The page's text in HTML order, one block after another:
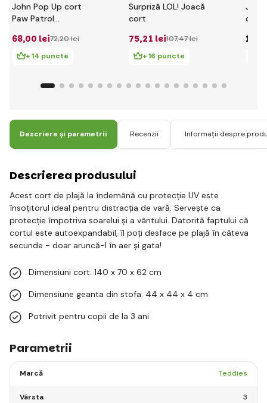
John Pop Up cort
Paw Patrol
68,00 lei72,20 lei
+ 14 puncte
Surpriză LOL! Joacă
cort
75,21 lei107,47 lei
+ 16 puncte
John
139
Descriere și parametrii Recenzii Informații despre
Descrierea produsului
Acest cort de plajă la îndemână cu protecție UV este
însoțitorul ideal pentru distracția de vară. Servește ca
protecție împotriva soarelui și a vântului. Datorită faptului că
cortul este autoexpandabil, îl poți desface pe plajă în câteva
secunde - doar aruncă-l în aer și gata!
Dimensiuni cort: 140 x 70 x 62 cm
Dimensiune geanta din stofa: 44 x 44 x 4 cm
Potrivit pentru copii de la 3 ani
Parametrii
Marcă Teddies
Vârsta 3